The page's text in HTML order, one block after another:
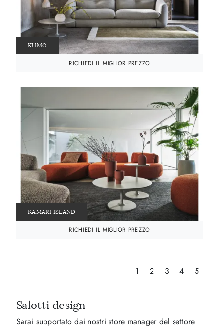
KUMO
RICHIEDI IL MIGLIOR PREZZO
KAMARI ISLAND
RICHIEDI IL MIGLIOR PREZZO
1 2 3 4 5
Salotti design
Sarai supportato dai nostri store manager del settore